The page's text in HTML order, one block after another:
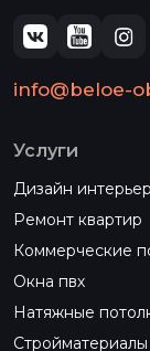
info@beloe-
Услуги
Дизайн
Ремонт квартир
Коммерческие
Окна пвх
Натяжные
Стройматериалы